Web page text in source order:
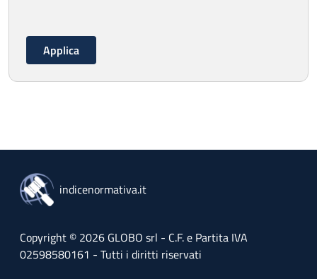
indicenormativa.it
Copyright © 2026 GLOBO srl - C.F. e Partita IVA
02598580161 - Tutti i diritti riservati